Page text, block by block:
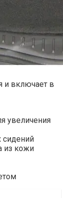
и включает в
увеличения
сидений
из кожи